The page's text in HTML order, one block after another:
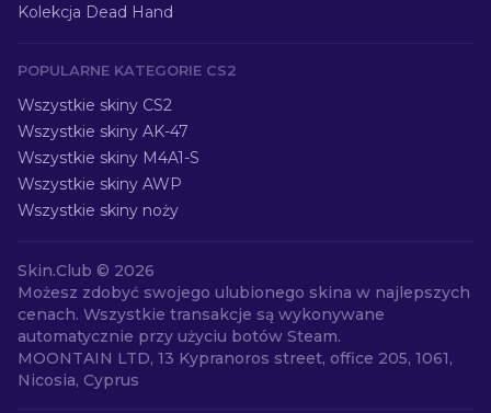
Kolekcja Dead Hand
POPULARNE KATEGORIE CS2
Wszystkie skiny CS2
Wszystkie skiny AK-47
Wszystkie skiny M4A1-S
Wszystkie skiny AWP
Wszystkie skiny noży
Skin.Club © 2026
Możesz zdobyć swojego ulubionego skina w najlepszych
cenach. Wszystkie transakcje są wykonywane
automatycznie przy użyciu botów Steam.
MOONTAIN LTD, 13 Kypranoros street, office 205, 1061,
Nicosia, Cyprus